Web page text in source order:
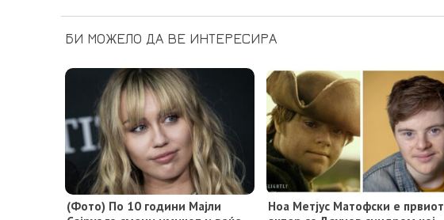
БИ МОЖЕЛО ДА ВЕ ИНТЕРЕСИРА
(Фото) По 10 години Мајли
Ноа Метјус Матофски е првиот